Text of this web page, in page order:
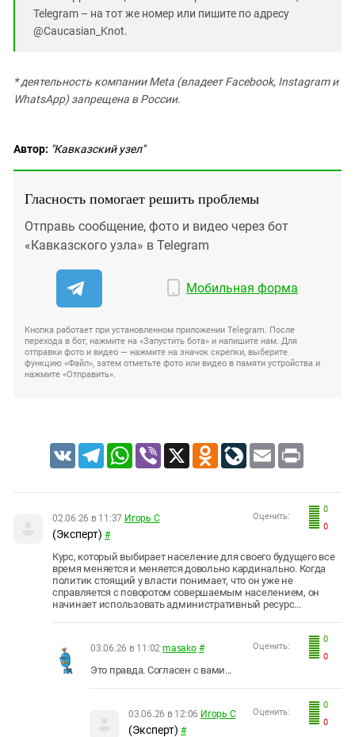
Telegram – на тот же номер или пишите по адресу
@Caucasian_Knot.
* деятельность компании Meta (владеет Facebook, Instagram и
WhatsApp) запрещена в России.
Автор: "Кавказский узел"
Гласность помогает решить проблемы
Отправь сообщение, фото и видео через бот
«Кавказского узла» в Telegram
Мобильная форма
Кнопка работает при установленном приложении Telegram. После
перехода в бот, нажмите на «Запустить бота» и напишите нам. Для
отправки фото и видео — нажмите на значок скрепки, выберите
функцию «Файл», затем отметьте фото или видео в памяти устройства и
нажмите «Отправить».
VK TelegramWhatsApp
Viber X Odnoklassniki
LiveJournal
Email Print
0
0
Оценить:
02.06.26 в 11:37 Игорь С
(Эксперт) #
Курс, который выбирает население для своего будущего все
время меняется и меняется довольно кардинально. Когда
политик стоящий у власти понимает, что он уже не
справляется с поворотом совершаемым населением, он
начинает использовать административный ресурс...
0
0
Оценить:
03.06.26 в 11:02 masako #
Это правда. Согласен с вами...
0
0
Оценить:
03.06.26 в 12:06 Игорь С
(Эксперт) #